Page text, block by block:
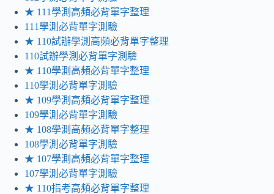
★ 111學測高頻必背單字整理
111學測必背單字測驗
★ 110試辦學測高頻必背單字整理
110試辦學測必背單字測驗
★ 110學測高頻必背單字整理
110學測必背單字測驗
★ 109學測高頻必背單字整理
109學測必背單字測驗
★ 108學測高頻必背單字整理
108學測必背單字測驗
★ 107學測高頻必背單字整理
107學測必背單字測驗
★ 110指考高頻必背單字整理